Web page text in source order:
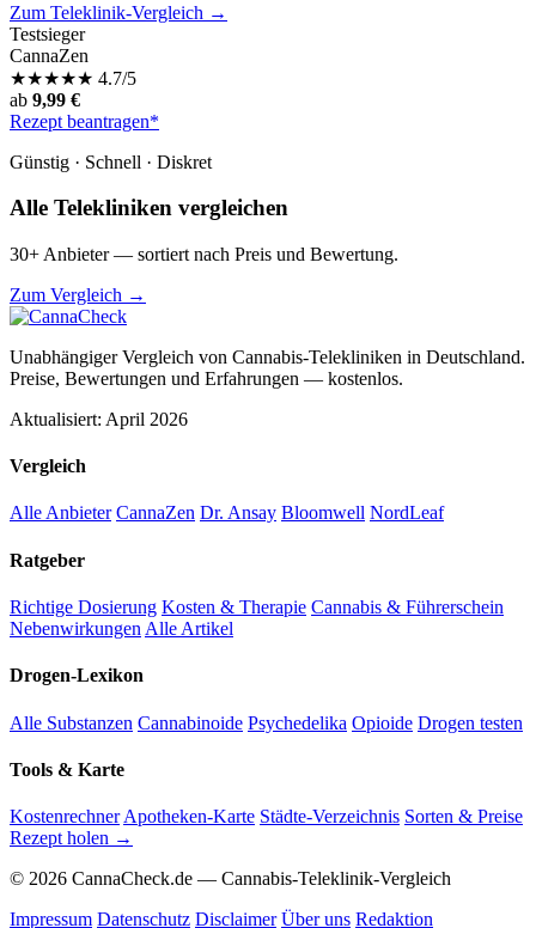
Zum Teleklinik-Vergleich →
Testsieger
CannaZen
★★★★★ 4.7/5
ab 9,99 €
Rezept beantragen*
Günstig · Schnell · Diskret
Alle Telekliniken vergleichen
30+ Anbieter — sortiert nach Preis und Bewertung.
Zum Vergleich →
Unabhängiger Vergleich von Cannabis-Telekliniken in Deutschland.
Preise, Bewertungen und Erfahrungen — kostenlos.
Aktualisiert: April 2026
Vergleich
Alle Anbieter CannaZen Dr. Ansay Bloomwell NordLeaf
Ratgeber
Richtige Dosierung Kosten & Therapie Cannabis & Führerschein
Nebenwirkungen Alle Artikel
Drogen-Lexikon
Alle Substanzen Cannabinoide Psychedelika Opioide Drogen testen
Tools & Karte
Kostenrechner Apotheken-Karte Städte-Verzeichnis Sorten & Preise
Rezept holen →
© 2026 CannaCheck.de — Cannabis-Teleklinik-Vergleich
Impressum Datenschutz Disclaimer Über uns Redaktion